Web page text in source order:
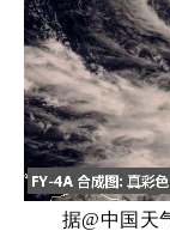
据@中国天